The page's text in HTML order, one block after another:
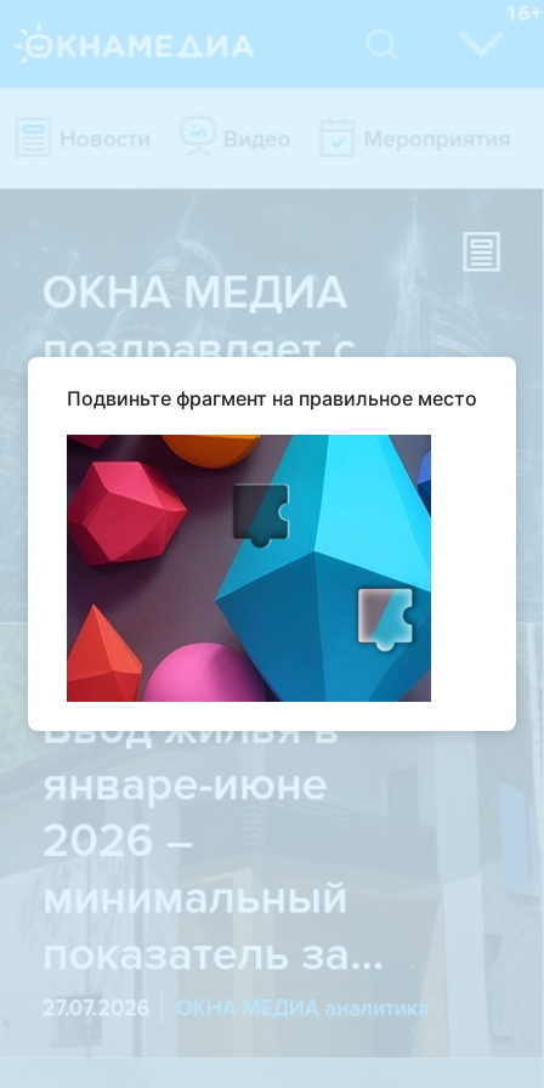
Подвиньте фрагмент на правильное место